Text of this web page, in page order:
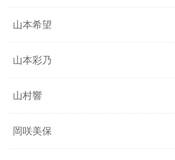
山本希望
山本彩乃
山村響
岡咲美保